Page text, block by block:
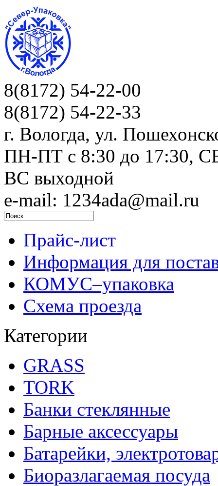
8(8172) 54-22-00
8(8172) 54-22-33
г. Вологда, ул.
ПН-ПТ c 8:30 до 17:30,
ВС выходной
e-mail: 1234ada@mail.ru
Прайс-лист
Информация для
КОМУС–упаковка
Схема проезда
Категории
GRASS
TORK
Банки стеклянные
Барные аксессуары
Батарейки,
Биоразлагаемая посуда